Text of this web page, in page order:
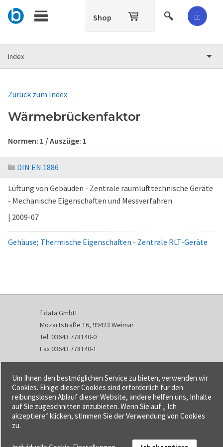
Shop
Index
Zurück zum Index
Wärmebrückenfaktor
Normen: 1 / Auszüge: 1
DIN EN 1886
Lüftung von Gebäuden - Zentrale raumlufttechnische Geräte
- Mechanische Eigenschaften und Messverfahren
| 2009-07
Gehäuse; Thermische Eigenschaften - Zentrale RLT-Geräte
f:data GmbH
Mozartstraße 16, 99423 Weimar
Tel. 03643 778140-0
Fax 03643 778140-1
info@fdata.de
Kontakt
Impressum
Datenschutzerklärung
Urheberrecht und Haftung
Um Ihnen den bestmöglichen Service zu bieten, verwenden wir
Cookies. Einige dieser Cookies sind erforderlich für den
reibungslosen Ablauf dieser Website, andere helfen uns, Inhalte
auf Sie zugeschnitten anzubieten. Wenn Sie auf „ Ich
akzeptiere“ klicken, stimmen Sie der Verwendung von Cookies
zu.